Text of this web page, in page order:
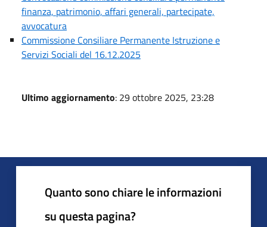
finanza, patrimonio, affari generali, partecipate,
avvocatura
Commissione Consiliare Permanente Istruzione e
Servizi Sociali del 16.12.2025
Ultimo aggiornamento: 29 ottobre 2025, 23:28
Quanto sono chiare le informazioni
su questa pagina?